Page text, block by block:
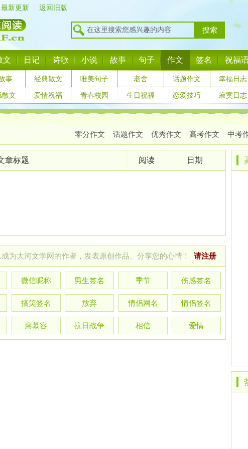
最新更新 返回旧版
搜索
文 日记 诗歌 小说 故事 句子 作文 签名 祝福
事 经典散文 唯美句子 老舍 话题作文 幸福日志
散文 爱情祝福 青春校园 生日祝福 恋爱技巧 寂寞日志
中考
高考作文
优秀作文
话题作文
零分作文
章标题 阅读 日期
请注册
成为大河文学网的作者，发表原创作品、分享您的心情！
微信昵称 男生签名 季节 伤感签名
搞笑签名 放弃 情侣网名 情侣签名
席慕容 抗日战争 相信 爱情